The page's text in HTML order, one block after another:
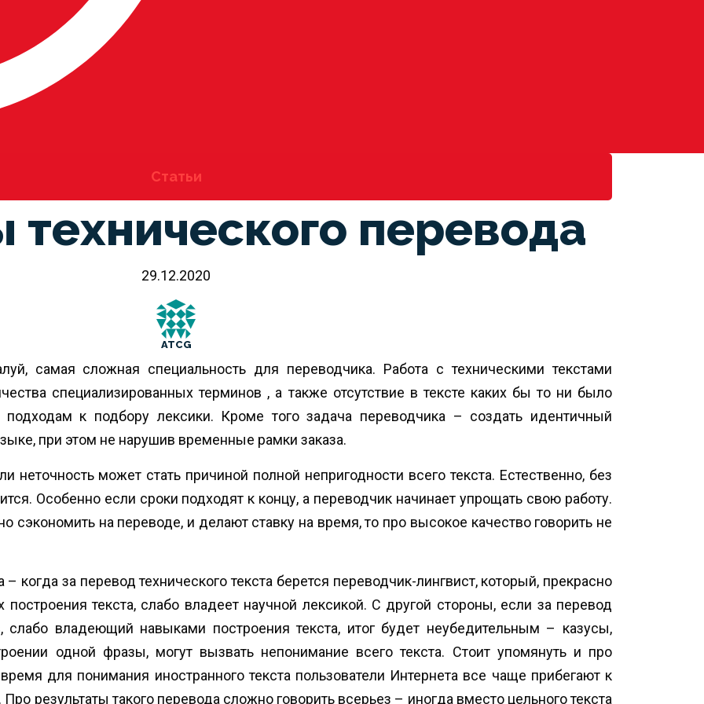
Статьи
перевода
29.12.2020
ATCG
самая сложная специальность для переводчика. Работа с техническими текстами
специализированных терминов , а также отсутствие в тексте каких бы то ни было
к подбору лексики. Кроме того задача переводчика – создать идентичный
при этом не нарушив временные рамки заказа.
может стать причиной полной непригодности всего текста. Естественно, без
Особенно если сроки подходят к концу, а переводчик начинает упрощать свою работу.
сэкономить на переводе, и делают ставку на время, то про высокое качество говорить не
когда за перевод технического текста берется переводчик-лингвист, который, прекрасно
построения текста, слабо владеет научной лексикой. С другой стороны, если за перевод
слабо владеющий навыками построения текста, итог будет неубедительным – казусы,
одной фразы, могут вызвать непонимание всего текста. Стоит упомянуть и про
для понимания иностранного текста пользователи Интернета все чаще прибегают к
результаты такого перевода сложно говорить всерьез – иногда вместо цельного текста